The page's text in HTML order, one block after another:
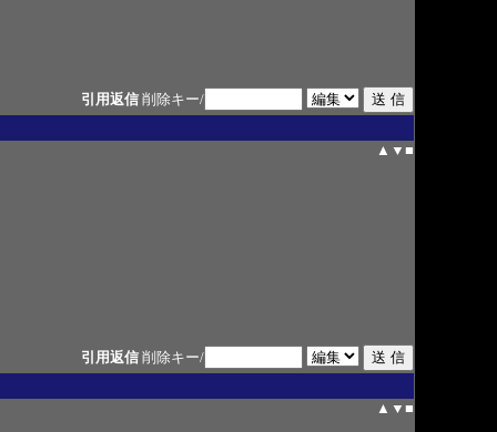
引用返信 削除キー/
▲ ▼ ■
引用返信 削除キー/
▲ ▼ ■